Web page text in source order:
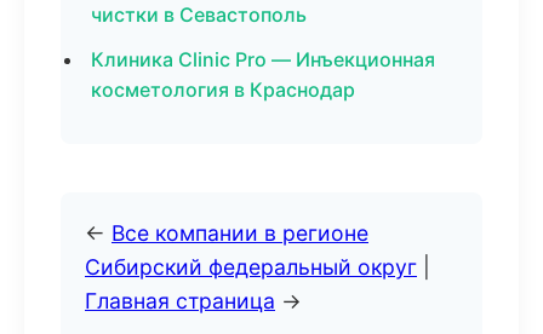
чистки в Севастополь
Клиника Clinic Pro — Инъекционная
косметология в Краснодар
← Все компании в регионе
Сибирский федеральный округ
Главная страница →